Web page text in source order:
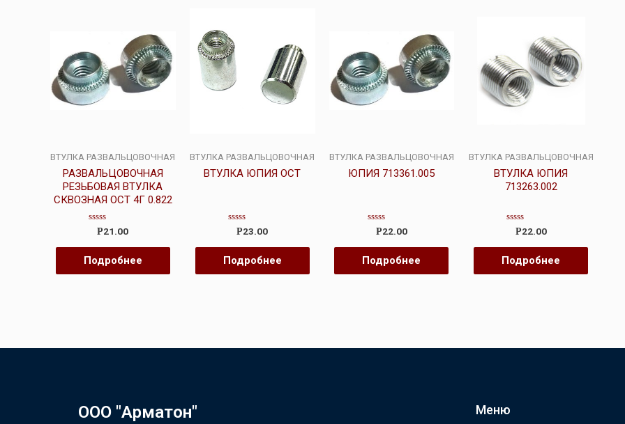
ВТУЛКА РАЗВАЛЬЦОВОЧНАЯ
РАЗВАЛЬЦОВОЧНАЯ
РЕЗЬБОВАЯ ВТУЛКА
СКВОЗНАЯ ОСТ 4Г 0.822
Оценка
из
5
Р21.00
Подробнее
ВТУЛКА РАЗВАЛЬЦОВОЧНАЯ
ВТУЛКА ЮПИЯ ОСТ
Оценка
из
5
Р23.00
Подробнее
ВТУЛКА РАЗВАЛЬЦОВОЧНАЯ
ЮПИЯ 713361.005
Оценка
из
5
Р22.00
Подробнее
ВТУЛКА РАЗВАЛЬЦОВОЧНАЯ
ВТУЛКА ЮПИЯ
713263.002
Оценка
из
5
Р22.00
Подробнее
ООО "Арматон" Меню